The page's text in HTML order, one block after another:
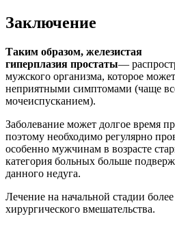
Заключение
Таким образом, железистая
гиперплазия простаты—
мужского организма, которое
неприятными симптомами (чаще
мочеиспусканием).
Заболевание может долгое время
поэтому необходимо регулярно
особенно мужчинам в возрасте
категория больных больше
данного недуга.
Лечение на начальной стадии
хирургического вмешательства.